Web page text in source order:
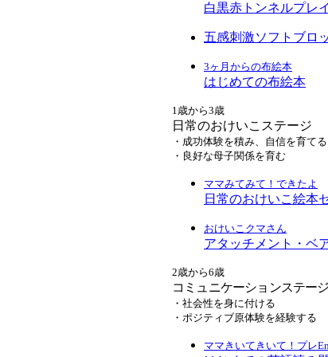
白黒赤トンネルプレ
五感刺激ソフトブロ
3ヶ月からの布絵本
はじめての布絵本
1歳から3歳
日常のおけいこステージ
・成功体験を積み、自信を育てる
・良好な母子関係を育む
ママみてみて！できたよ
日常のおけいこ絵本
おけいこクマさん
アタッチメント・ベ
2歳から6歳
コミュニケーションステージ
・社会性を身に付ける
・ポジティブ原体験を経験する
ママきいてきいて！プレ